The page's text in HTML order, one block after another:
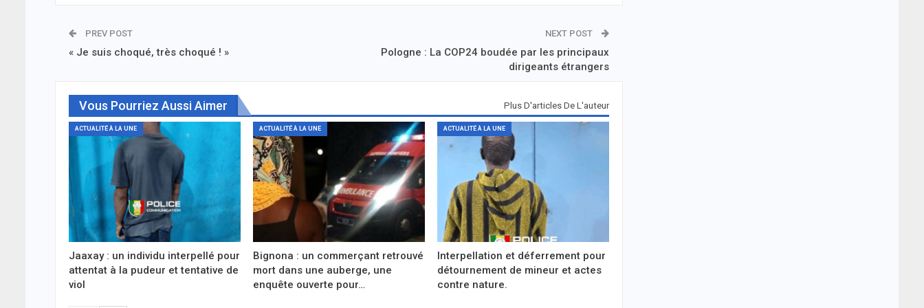
PREV POST
« Je suis choqué, très choqué ! »
NEXT POST
Pologne : La COP24 boudée par les principaux
dirigeants étrangers
Vous Pourriez Aussi Aimer Plus D'articles De L'auteur
ACTUALITÉ À LA UNE
Jaaxay : un individu interpellé pour
attentat à la pudeur et tentative de
viol
ACTUALITÉ À LA UNE
Bignona : un commerçant retrouvé
mort dans une auberge, une
enquête ouverte pour…
ACTUALITÉ À LA UNE
Interpellation et déferrement pour
détournement de mineur et actes
contre nature.